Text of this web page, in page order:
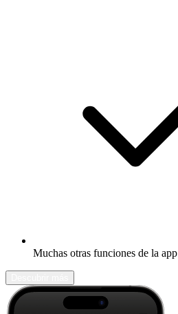
Muchas otras funciones de la app